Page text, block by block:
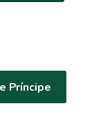
Príncipe